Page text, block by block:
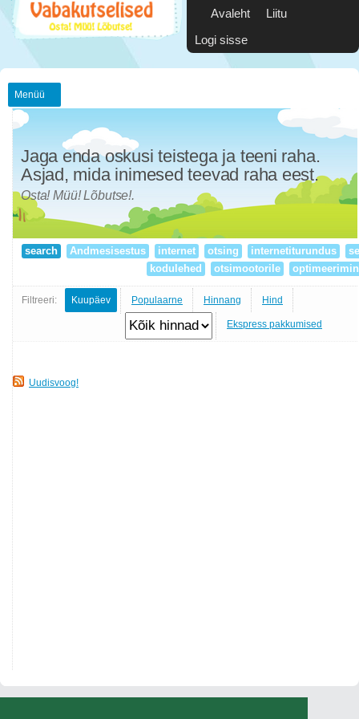
Avaleht
Liitu
Logi sisse
Menüü
Jaga enda oskusi teistega ja teeni raha.
Asjad, mida inimesed teevad raha eest.
Osta! Müü! Lõbutse!.
search Andmesisestus internet otsing internetiturundus
kodulehed
otsimootorile
Filtreeri: Kuupäev Populaarne Hinnang Hind
Ekspress pakkumised
Uudisvoog!